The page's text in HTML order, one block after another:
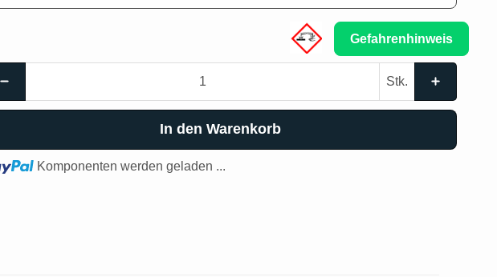
Gefahrenhinweis
Stk.
In den Warenkorb
Komponenten werden geladen ...